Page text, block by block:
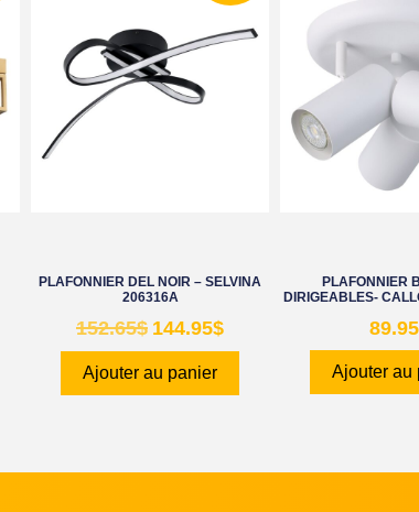
PLAFONNIER DEL NOIR – SELVINA
206316A
152.65$ 144.95$
Ajouter au panier
PLAFONNIER
DIRIGEABLES-
89.95
Ajouter au